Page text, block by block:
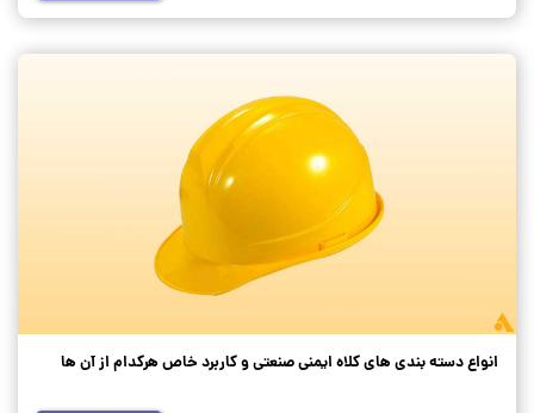
انواع دسته بندی های کلاه ایمنی صنعتی و کاربرد خاص هرکدام از آن ها